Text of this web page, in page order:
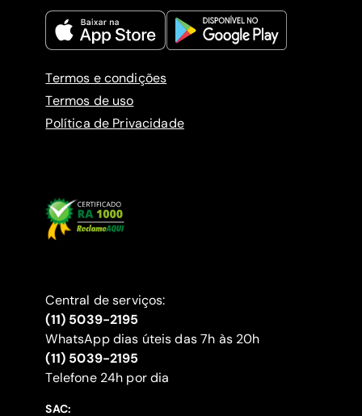
Termos e condições
Termos de uso
Política de Privacidade
Central de serviços:
(11) 5039-2195
WhatsApp dias úteis das 7h às 20h
(11) 5039-2195
‍Telefone 24h por dia
SAC: